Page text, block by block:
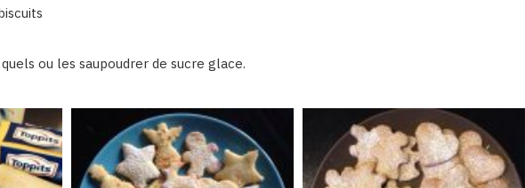
ou les saupoudrer de sucre glace.